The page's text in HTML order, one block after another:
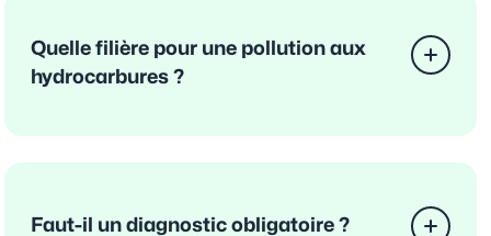
Quelle filière pour une pollution aux
hydrocarbures ?
Faut-il un diagnostic obligatoire ?